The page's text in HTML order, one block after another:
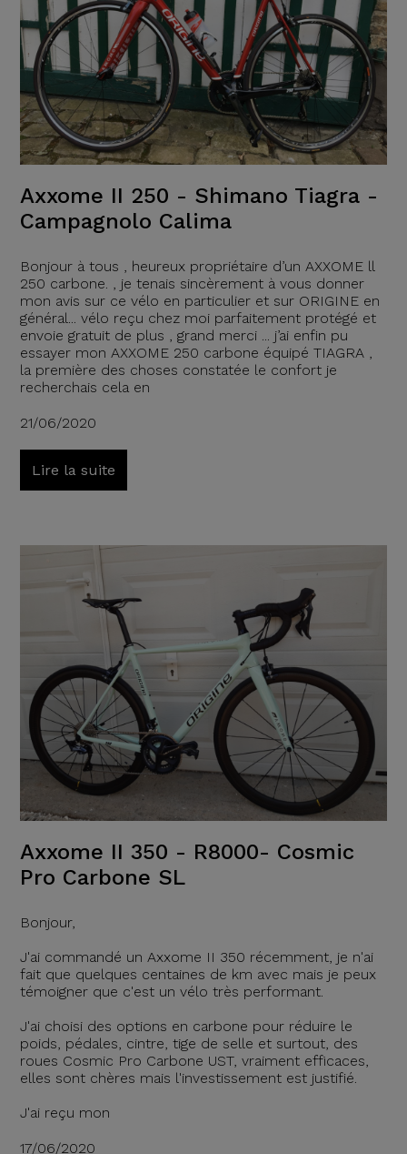
Axxome II 250 - Shimano Tiagra -
Campagnolo Calima
Bonjour à tous , heureux propriétaire d’un AXXOME ll
250 carbone. , je tenais sincèrement à vous donner
mon avis sur ce vélo en particulier et sur ORIGINE en
général... vélo reçu chez moi parfaitement protégé et
envoie gratuit de plus , grand merci ... j’ai enfin pu
essayer mon AXXOME 250 carbone équipé TIAGRA ,
la première des choses constatée le confort je
recherchais cela en
21/06/2020
Lire la suite
Axxome II 350 - R8000- Cosmic
Pro Carbone SL
Bonjour,
J'ai commandé un Axxome II 350 récemment, je n'ai
fait que quelques centaines de km avec mais je peux
témoigner que c'est un vélo très performant.
J'ai choisi des options en carbone pour réduire le
poids, pédales, cintre, tige de selle et surtout, des
roues Cosmic Pro Carbone UST, vraiment efficaces,
elles sont chères mais l'investissement est justifié.
J'ai reçu mon
17/06/2020